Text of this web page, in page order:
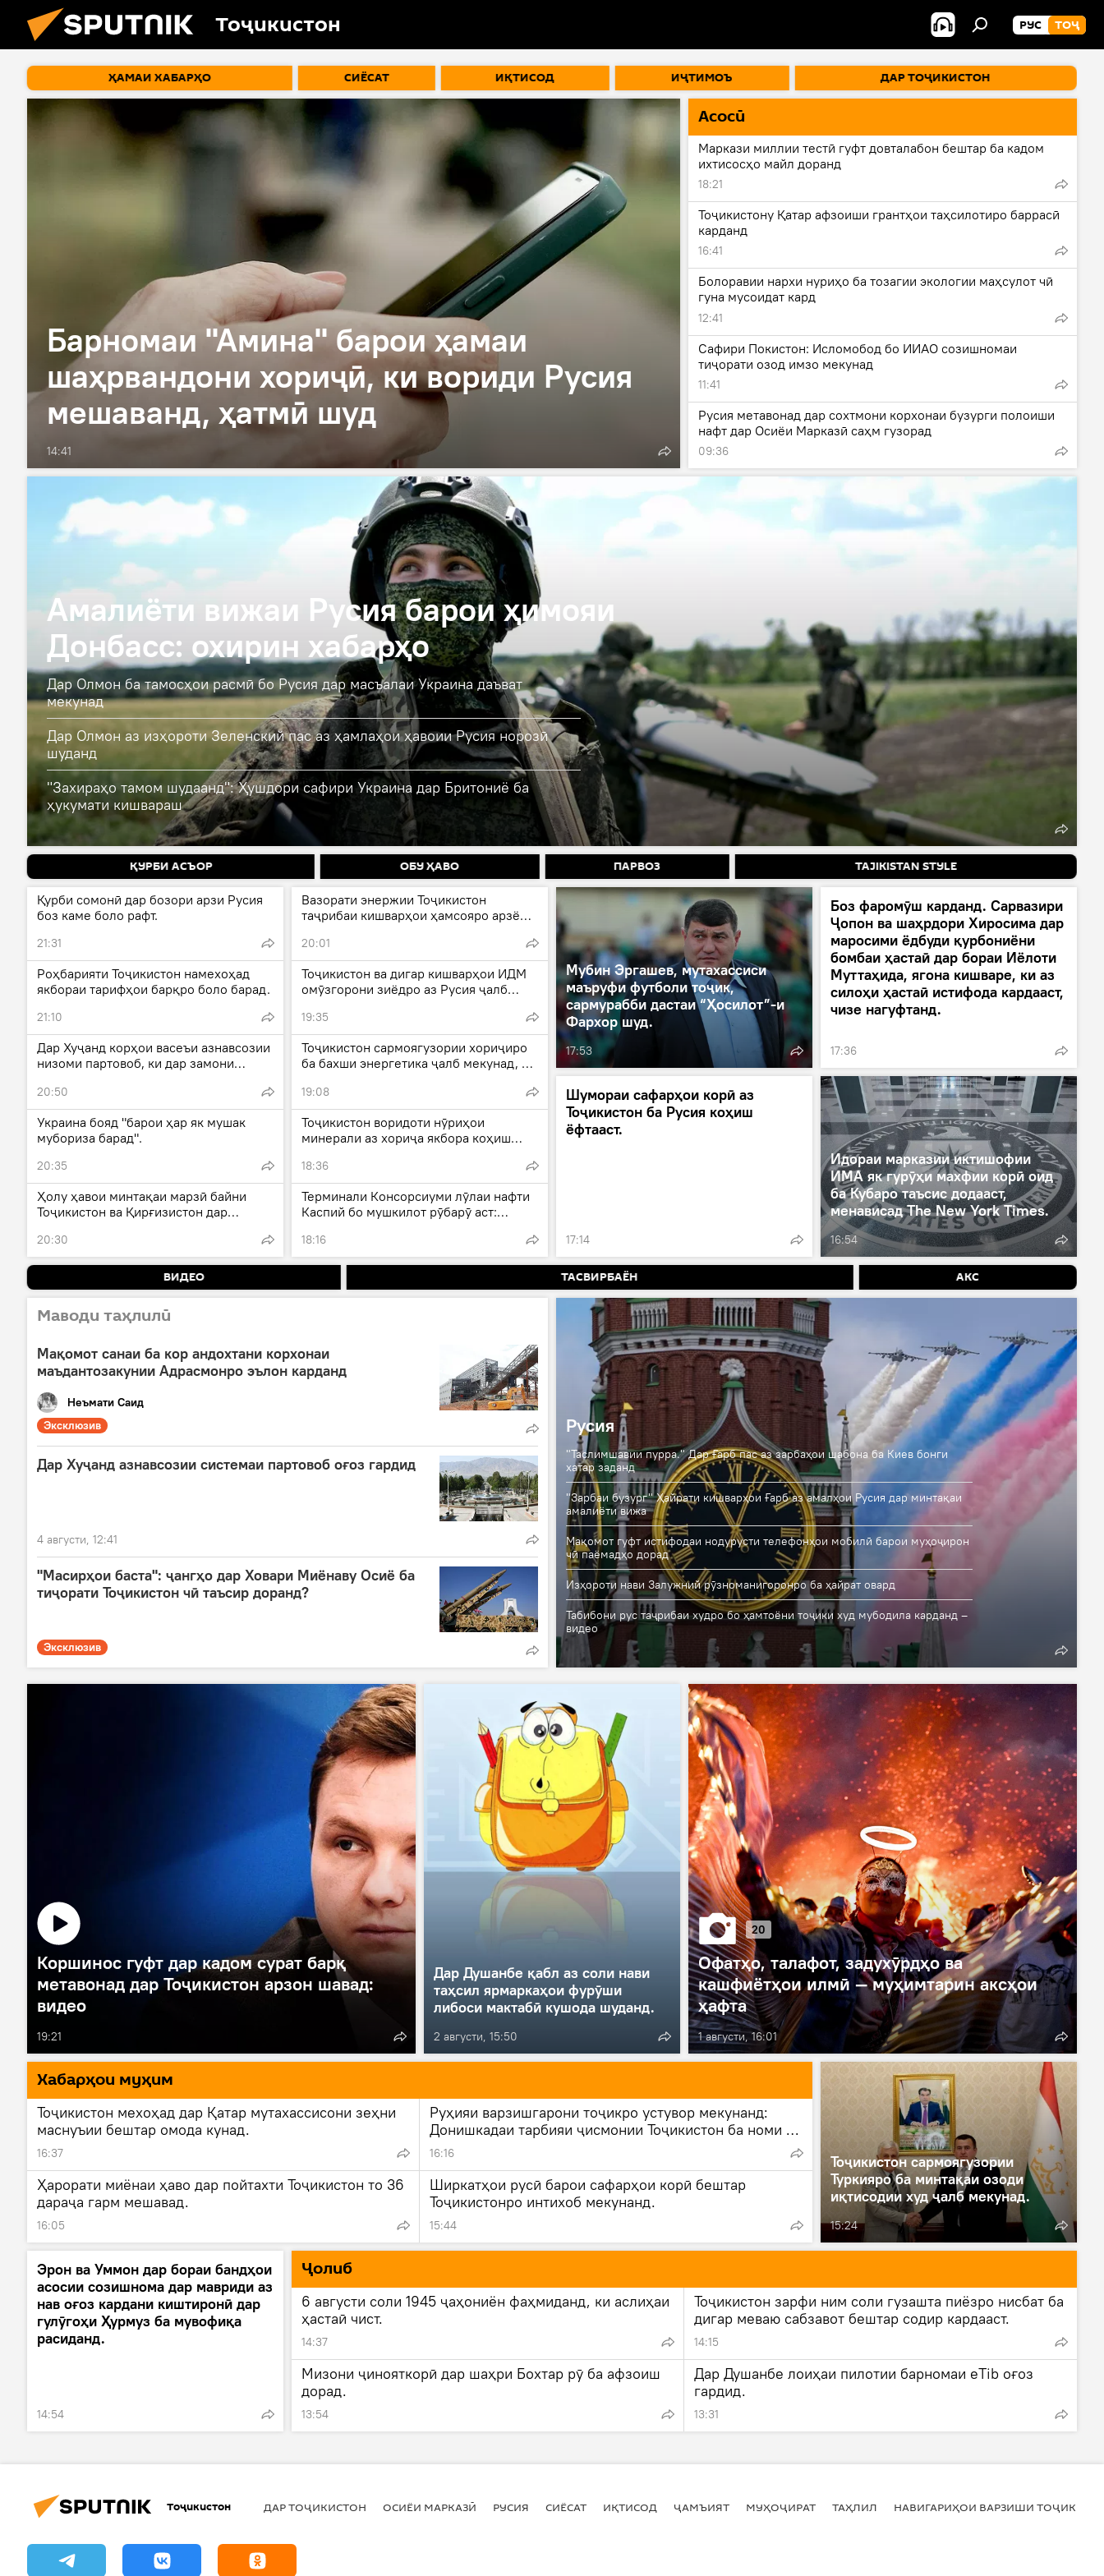
Тоҷикистон РУС ТОҶ
ҲАМАИ ХАБАРҲО СИЁСАТ ИҚТИСОД ИҶТИМОЪ ДАР ТОҶИКИСТОН
Барномаи "Амина" барои ҳамаи
шаҳрвандони хориҷӣ, ки вориди Русия
мешаванд, ҳатмӣ шуд
14:41
Асосӣ
Маркази миллии тестӣ гуфт довталабон бештар ба кадом
ихтисосҳо майл доранд
18:21
Тоҷикистону Қатар афзоиши грантҳои таҳсилотиро баррасӣ
карданд
16:41
Болоравии нархи нуриҳо ба тозагии экологии маҳсулот чӣ
гуна мусоидат кард
12:41
Сафири Покистон: Исломобод бо ИИАО созишномаи
тиҷорати озод имзо мекунад
11:41
Русия метавонад дар сохтмони корхонаи бузурги полоиши
нафт дар Осиёи Марказӣ саҳм гузорад
09:36
Амалиёти вижаи Русия барои ҳимояи
Донбасс: охирин хабарҳо
Дар Олмон ба тамосҳои расмӣ бо Русия дар масъалаи Украина даъват
мекунад
Дар Олмон аз изҳороти Зеленский пас аз ҳамлаҳои ҳавоии Русия норозӣ
шуданд
"Захираҳо тамом шудаанд": Ҳушдори сафири Украина дар Бритониё ба
ҳукумати кишвараш
ҚУРБИ АСЪОР ОБУ ҲАВО ПАРВОЗ TAJIKISTAN STYLE
Қурби сомонӣ дар бозори арзи Русия
боз каме боло рафт.
21:31
Роҳбарияти Тоҷикистон намехоҳад
якбораи тарифҳои барқро боло барад.
21:10
Дар Хуҷанд корҳои васеъи азнавсозии
низоми партовоб, ки дар замони
20:50
Украина бояд "барои ҳар як мушак
мубориза барад".
20:35
Ҳолу ҳавои минтақаи марзӣ байни
Тоҷикистон ва Қирғизистон дар
аст.
20:30
Вазорати энержии Тоҷикистон
таҷрибаи кишварҳои ҳамсояро арзёбӣ
20:01
Тоҷикистон ва дигар кишварҳои ИДМ
омӯзгорони зиёдро аз Русия ҷалб
19:35
Тоҷикистон сармоягузории хориҷиро
ба бахши энергетика ҷалб мекунад, то
кунад.
19:08
Тоҷикистон воридоти нӯриҳои
минерали аз хориҷа якбора коҳиш
18:36
Терминали Консорсиуми лӯлаи нафти
Каспий бо мушкилот рӯбарӯ аст:
ҳавопаймоҳои бесарнишини Украина
боркунии нафтро халалдор мекунанд.
18:16
Мубин Эргашев, мутахассиси
маъруфи футболи тоҷик,
сармурабби дастаи “Ҳосилот”-и
Фархор шуд.
17:53
Боз фаромӯш карданд. Сарвазири
Ҷопон ва шаҳрдори Хиросима дар
маросими ёдбуди қурбониёни
бомбаи ҳастаӣ дар бораи Иёлоти
Муттаҳида, ягона кишваре, ки аз
силоҳи ҳастаӣ истифода кардааст,
чизе нагуфтанд.
17:36
Шумораи сафарҳои корӣ аз
Тоҷикистон ба Русия коҳиш
ёфтааст.
17:14
Идораи марказии иктишофии
ИМА як гурӯҳи махфии корӣ оид
ба Кубаро таъсис додааст,
менависад The New York Times.
16:54
ВИДЕО ТАСВИРБАЁН АКС
Маводи таҳлилӣ
Мақомот санаи ба кор андохтани корхонаи
маъдантозакунии Адрасмонро эълон карданд
Неъмати Саид
Эксклюзив
Дар Хуҷанд азнавсозии системаи партовоб оғоз гардид
4 августи, 12:41
"Масирҳои баста": ҷангҳо дар Ховари Миёнаву Осиё ба
тиҷорати Тоҷикистон чӣ таъсир доранд?
Эксклюзив
Русия
"Таслимшавии пурра." Дар Ғарб пас аз зарбаҳои шабона ба Киев бонги
хатар заданд
"Зарбаи бузург" Ҳайрати кишварҳои Ғарб аз амалҳои Русия дар минтақаи
амалиёти вижа
Мақомот гуфт истифодаи нодурусти телефонҳои мобилӣ барои муҳоҷирон
чӣ паёмадҳо дорад
Изҳороти нави Залужний рӯзноманигоронро ба ҳайрат овард
Табибони рус таҷрибаи худро бо ҳамтоёни тоҷики худ мубодила карданд –
видео
19:21
Коршинос гуфт дар кадом сурат барқ
метавонад дар Тоҷикистон арзон шавад:
видео
Дар Душанбе қабл аз соли нави
таҳсил ярмаркаҳои фурӯши
либоси мактабӣ кушода шуданд.
2 августи, 15:50 1 августи, 16:01
20
Офатҳо, талафот, задухӯрдҳо ва
кашфиётҳои илмӣ — муҳимтарин аксҳои
ҳафта
Хaбарҳои муҳим
Тоҷикистон мехоҳад дар Қатар мутахассисони зеҳни
маснуъии бештар омода кунад.
16:37
Руҳияи варзишгарони тоҷикро устувор мекунанд:
Донишкадаи тарбияи ҷисмонии Тоҷикистон ба номи С.
Раҳимов ихтисоси нави "Психологияи варзиш"-ро
16:16
Ҳарорати миёнаи ҳаво дар пойтахти Тоҷикистон то 36
дараҷа гарм мешавад.
16:05
Ширкатҳои русӣ барои сафарҳои корӣ бештар
Тоҷикистонро интихоб мекунанд.
15:44
Тоҷикистон сармоягузории
Туркияро ба минтақаи озоди
иқтисодии худ ҷалб мекунад.
15:24
Эрон ва Уммон дар бораи бандҳои
асосии созишнома дар мавриди аз
нав оғоз кардани киштиронӣ дар
гулӯгоҳи Ҳурмуз ба мувофиқа
расиданд.
14:54
Ҷолиб
6 августи соли 1945 ҷаҳониён фаҳмиданд, ки аслиҳаи
ҳастаӣ чист.
14:37
Тоҷикистон зарфи ним соли гузашта пиёзро нисбат ба
дигар меваю сабзавот бештар содир кардааст.
14:15
Мизони ҷинояткорӣ дар шаҳри Бохтар рӯ ба афзоиш
дорад.
13:54
Дар Душанбе лоиҳаи пилотии барномаи eTib оғоз
гардид.
13:31
Тоҷикистон ДАР ТОҶИКИСТОН ОСИЁИ МАРКАЗӢ РУСИЯ СИЁСАТ ИҚТИСОД ҶАМЪИЯТ МУҲОҶИРАТ ТАҲЛИЛ НАВИГАРИҲОИ ВАРЗИШИ